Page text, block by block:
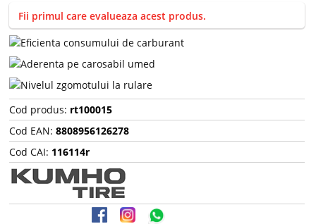
Fii primul care evalueaza acest produs.
Cod produs: rt100015
Cod EAN: 8808956126278
Cod CAI: 116114r